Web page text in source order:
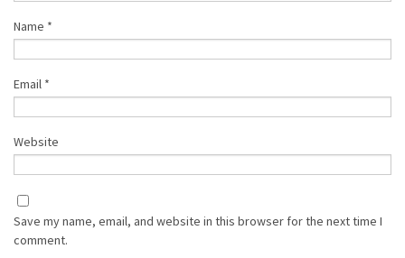
Name *
Email *
Website
Save my name, email, and website in this browser for the next time I
comment.